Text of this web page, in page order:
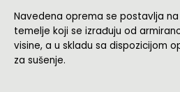
Navedena oprema se postavlja
temelje koji se izrađuju od
visine, a u skladu sa dispozicijom
za sušenje.